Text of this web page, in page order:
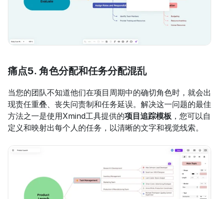
痛点5. 角色分配和任务分配混乱
当您的团队不知道他们在项目周期中的确切角色时，就会出
现责任重叠、丧失问责制和任务延误。解决这一问题的最佳
方法之一是使用Xmind工具提供的项目追踪模板 ，您可以自
定义和映射出每个人的任务，以清晰的文字和视觉线索。